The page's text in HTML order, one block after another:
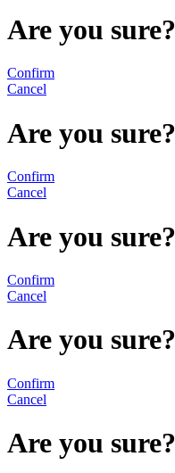
Are you sure?
Confirm
Cancel
Are you sure?
Confirm
Cancel
Are you sure?
Confirm
Cancel
Are you sure?
Confirm
Cancel
Are you sure?